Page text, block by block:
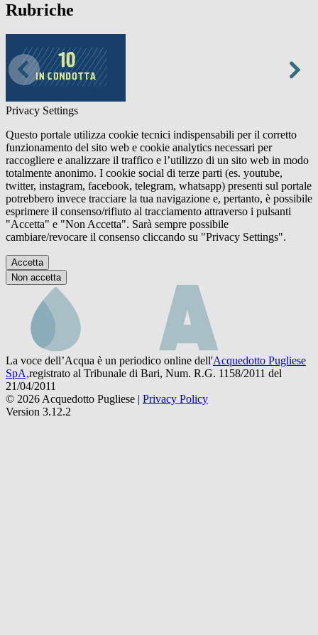
Rubriche
Privacy Settings
Questo portale utilizza cookie tecnici indispensabili per il corretto
funzionamento del sito web e cookie analytics necessari per
raccogliere e analizzare il traffico e l’utilizzo di un sito web in modo
totalmente anonimo. I cookie social di terze parti (es. youtube,
twitter, instagram, facebook, telegram, whatsapp) presenti sul portale
potrebbero invece tracciare la tua navigazione e, pertanto, è possibile
esprimere il consenso/rifiuto al tracciamento attraverso i pulsanti
"Accetta" e "Non Accetta". Sarà sempre possibile
cambiare/revocare il consenso cliccando su "Privacy Settings".
Accetta
Non accetta
La voce dell’Acqua è un periodico online dell'Acquedotto Pugliese
SpA,registrato al Tribunale di Bari, Num. R.G. 1158/2011 del
21/04/2011
© 2026 Acquedotto Pugliese | Privacy Policy
Version 3.12.2